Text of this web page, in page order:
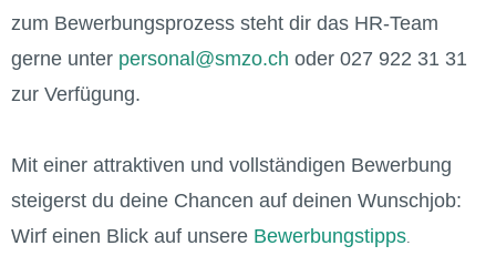
zum Bewerbungsprozess steht dir das HR-Team
gerne unter personal@smzo.ch oder 027 922 31 31
zur Verfügung.
Mit einer attraktiven und vollständigen Bewerbung
steigerst du deine Chancen auf deinen Wunschjob:
Wirf einen Blick auf unsere Bewerbungstipps.